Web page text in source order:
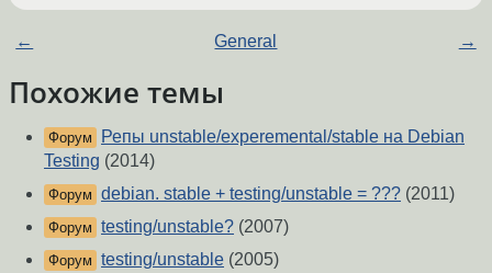
← General →
Похожие темы
Форум
Репы unstable/experemental/stable на Debian
Testing (2014)
Форум debian. stable + testing/unstable = ??? (2011)
Форум testing/unstable? (2007)
Форум testing/unstable (2005)